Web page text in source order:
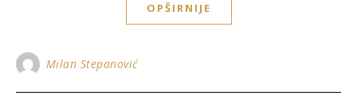
OPŠIRNIJE
Milan Stepanović